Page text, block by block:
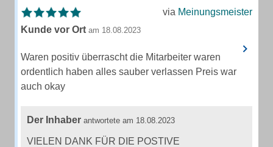
via Meinungsmeister
Kunde vor Ort am 18.08.2023
Waren positiv überrascht die Mitarbeiter waren
ordentlich haben alles sauber verlassen Preis war
auch okay
Der Inhaber antwortete am 18.08.2023
VIELEN DANK FÜR DIE POSTIVE